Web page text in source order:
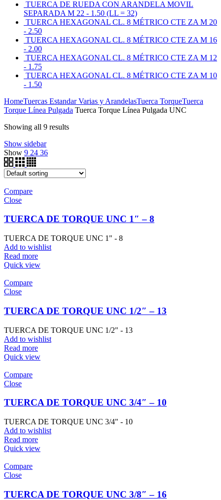
TUERCA DE RUEDA CON ARANDELA MOVIL
SEPARADA M 22 - 1.50 (LL = 32)
TUERCA HEXAGONAL CL. 8 MÉTRICO CTE ZA M 20
- 2.50
TUERCA HEXAGONAL CL. 8 MÉTRICO CTE ZA M 16
- 2.00
TUERCA HEXAGONAL CL. 8 MÉTRICO CTE ZA M 12
- 1.75
TUERCA HEXAGONAL CL. 8 MÉTRICO CTE ZA M 10
- 1.50
HomeTuercas Estandar Varias y ArandelasTuerca TorqueTuerca
Torque Línea Pulgada Tuerca Torque Línea Pulgada UNC
Showing all 9 results
Show sidebar
Show 9 24 36
Compare
Close
TUERCA DE TORQUE UNC 1″ – 8
TUERCA DE TORQUE UNC 1" - 8
Add to wishlist
Read more
Quick view
Compare
Close
TUERCA DE TORQUE UNC 1/2″ – 13
TUERCA DE TORQUE UNC 1/2" - 13
Add to wishlist
Read more
Quick view
Compare
Close
TUERCA DE TORQUE UNC 3/4″ – 10
TUERCA DE TORQUE UNC 3/4" - 10
Add to wishlist
Read more
Quick view
Compare
Close
TUERCA DE TORQUE UNC 3/8″ – 16